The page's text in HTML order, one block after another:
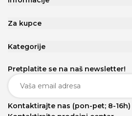
Za kupce
Kategorije
Pretplatite se na naš newsletter!
Kontaktirajte nas (pon-pet; 8-16h)